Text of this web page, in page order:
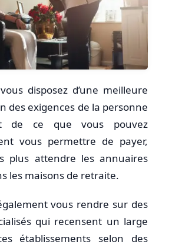
disposez d’une meilleure
des exigences de la personne
de ce que vous pouvez
vous permettre de payer,
plus attendre les annuaires
les maisons de retraite.
vous rendre sur des
qui recensent un large
établissements selon des